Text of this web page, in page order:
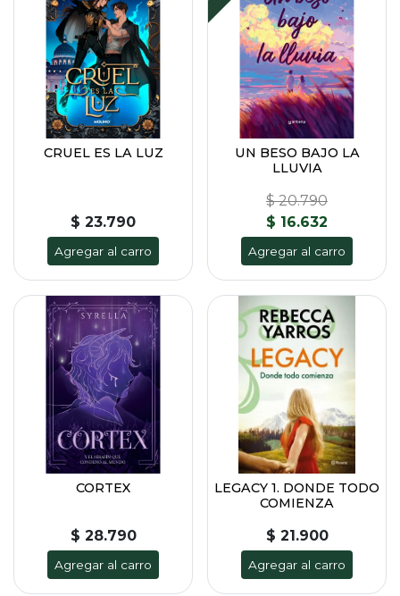
CRUEL ES LA LUZ
$ 23.790
Agregar al carro
UN BESO BAJO LA
LLUVIA
$ 20.790
$ 16.632
Agregar al carro
CORTEX
$ 28.790
Agregar al carro
LEGACY 1. DONDE TODO
COMIENZA
$ 21.900
Agregar al carro